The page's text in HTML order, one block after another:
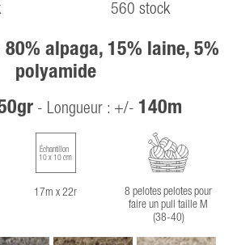
560 stock
alpaga, 15% laine, 5%
polyamide
- Longueur : +/- 140m
Échantillon
10 x 10 cm
17m x 22r
8 pelotes pelotes pour
faire un pull taille M
(38-40)